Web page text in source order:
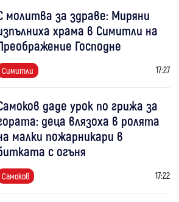
молитва за здраве: Миряни
храма в Симитли на
Господне
Симитли 17:27
даде урок по грижа за
деца влязоха в ролята
малки пожарникари в
с огъня
Самоков 17:22